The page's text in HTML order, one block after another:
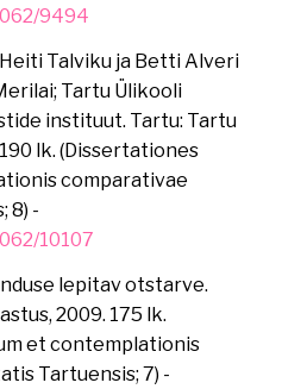
9494
Talviku ja Betti Alveri
Tartu Ülikooli
instituut. Tartu: Tartu
lk. (Dissertationes
comparativae
8) -
10107
lepitav otstarve.
2009. 175 lk.
et contemplationis
Tartuensis; 7) -